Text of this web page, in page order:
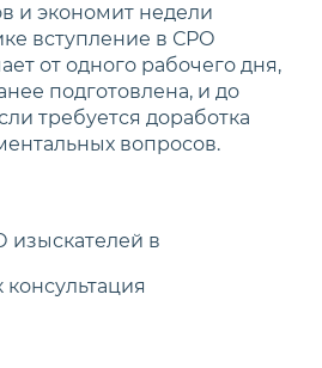
и экономит недели
вступление в СРО
от одного рабочего дня,
подготовлена, и до
требуется доработка
вопросов.